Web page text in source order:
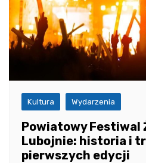
Kultura Wydarzenia
Powiatowy Festiwal
Lubojnie: historia i
pierwszych edycji